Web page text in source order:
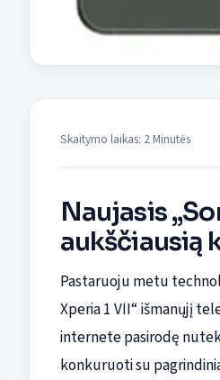
Skaitymo laikas: 2 Minutės
Naujasis
aukščiausią
Pastaruoju metu
Xperia 1 VII“ išmanųjį
internete pasirodę
konkuruoti su